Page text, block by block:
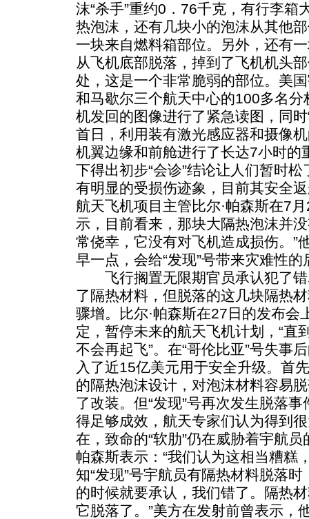
沫“杀手”重约0．76千克，有行李箱
热泡沫，还有几块小的泡沫从其他
一块来自燃料箱部位。另外，还有
从飞机底部脱落，掉到了飞机机头
处，这是一个非常脆弱的部位。美
和马歇尔三个航天中心的100多名
机发回的图像进行了紧急读图，同
首日，利用装有激光感应器和摄像
机翼边缘和前舱进行了长达7小时的
下得出初步“会诊”结论让人们暂时松
有明显的受损伤迹象，目前其安全
航天飞机项目主管比尔·帕森斯在7
示，目前看来，那块大隔热泡沫并
常侥幸，它没有对飞机造成损伤。”
早一点，会给“发现”号带来灾难性的
飞行搁置无限期官员承认犯了错
了隔热材料，但脱落的这几块隔热
骤增。比尔·帕森斯在27日的发布会
定，暂停未来的航天飞机计划，“直
不会再起飞”。在“哥伦比亚”号失事
入了近15亿美元用于安全升级。首
的隔热泡沫设计，对泡沫材料容易
了改装。但“发现”号再次发生脱落
得足够成效，航天专家们认为得到
在，致命的“软肋”仍在威胁着宇航
帕森斯表示：“我们认为这相当糟糕
知“发现”号宇航员有隔热材料脱落
的时候就要承认，我们错了。隔热
它脱落了。”美方在发射前曾表示，